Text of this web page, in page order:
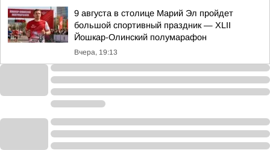
9 августа в столице Марий Эл пройдет
большой спортивный праздник — XLII
Йошкар-Олинский полумарафон
Вчера, 19:13